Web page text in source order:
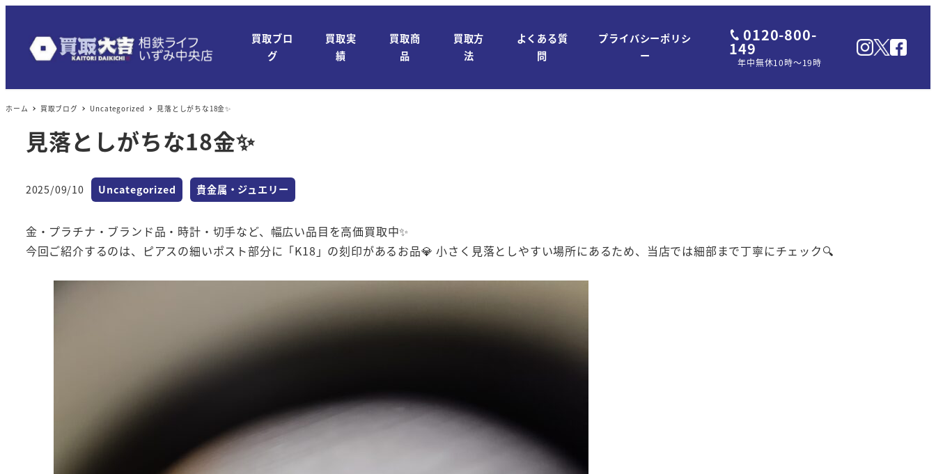
買取ブロ
グ
買取実
績
買取商
品
買取方
法
よくある質
問
プライバシーポリシ
ー
0120-800-
149
年中無休10時～19時
ホーム 買取ブログ Uncategorized 見落としがちな18金✨
見落としがちな18金✨
投稿日
2025/09/10 カテゴリー
Uncategorized カテゴリー
貴金属・ジュエリー
金・プラチナ・ブランド品・時計・切手など、幅広い品目を高価買取中✨
今回ご紹介するのは、ピアスの細いポスト部分に「K18」の刻印があるお品💎 小さく見落としやすい場所にあるため、当店では細部まで丁寧にチェック🔍